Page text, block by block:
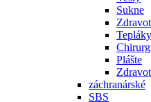
Sukne
Tepláky
Plášte
záchranárské
SBS